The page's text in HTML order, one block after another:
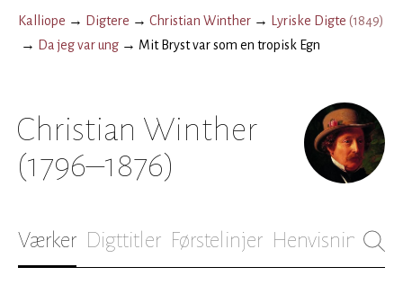
Kalliope → Digtere → Christian Winther → Lyriske Digte (1849)
→ Da jeg var ung → Mit Bryst var som en tropisk Egn
Christian Winther
(1796–1876)
Værker Digttitler Førstelinjer Henvisninger